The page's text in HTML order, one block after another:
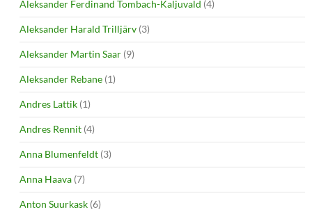
Aleksander Ferdinand Tombach-Kaljuvald (4)
Aleksander Harald Trilljärv (3)
Aleksander Martin Saar (9)
Aleksander Rebane (1)
Andres Lattik (1)
Andres Rennit (4)
Anna Blumenfeldt (3)
Anna Haava (7)
Anton Suurkask (6)